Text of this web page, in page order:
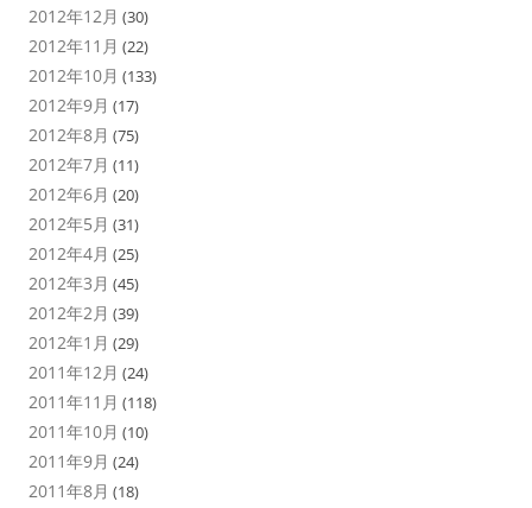
2012年12月 (30)
2012年11月 (22)
2012年10月 (133)
2012年9月 (17)
2012年8月 (75)
2012年7月 (11)
2012年6月 (20)
2012年5月 (31)
2012年4月 (25)
2012年3月 (45)
2012年2月 (39)
2012年1月 (29)
2011年12月 (24)
2011年11月 (118)
2011年10月 (10)
2011年9月 (24)
2011年8月 (18)